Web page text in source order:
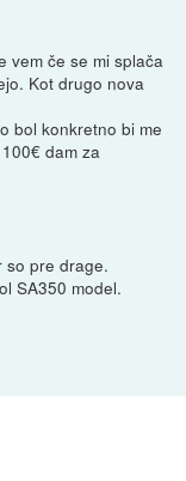
vem če se mi splača
Kot drugo nova
bol konkretno bi me
dam za
so pre drage.
SA350 model.